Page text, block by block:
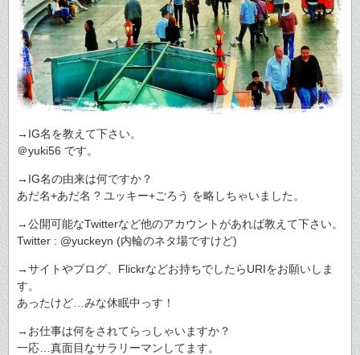
→IG名を教えて下さい。
＠yuki56 です。
→IG名の由来は何ですか？
あだ名+あだ名 ? ユッキー+ごろう を略しちゃいました。
→公開可能なTwitterなど他のアカウントがあれば教えて下さい。
Twitter : @yuckeyn (内輪のネタ場ですけど)
→サイトやブログ、Flickrなどお持ちでしたらURIをお願いしま
す。
あったけど…みな休眠中っす！
→お仕事は何をされてらっしゃいますか？
一応…真面目なサラリーマンしてます。